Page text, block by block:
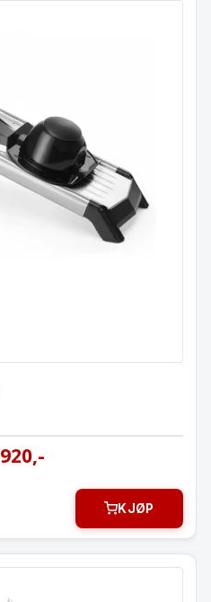
Kutter dobbeltknivet
920,-
KJØP